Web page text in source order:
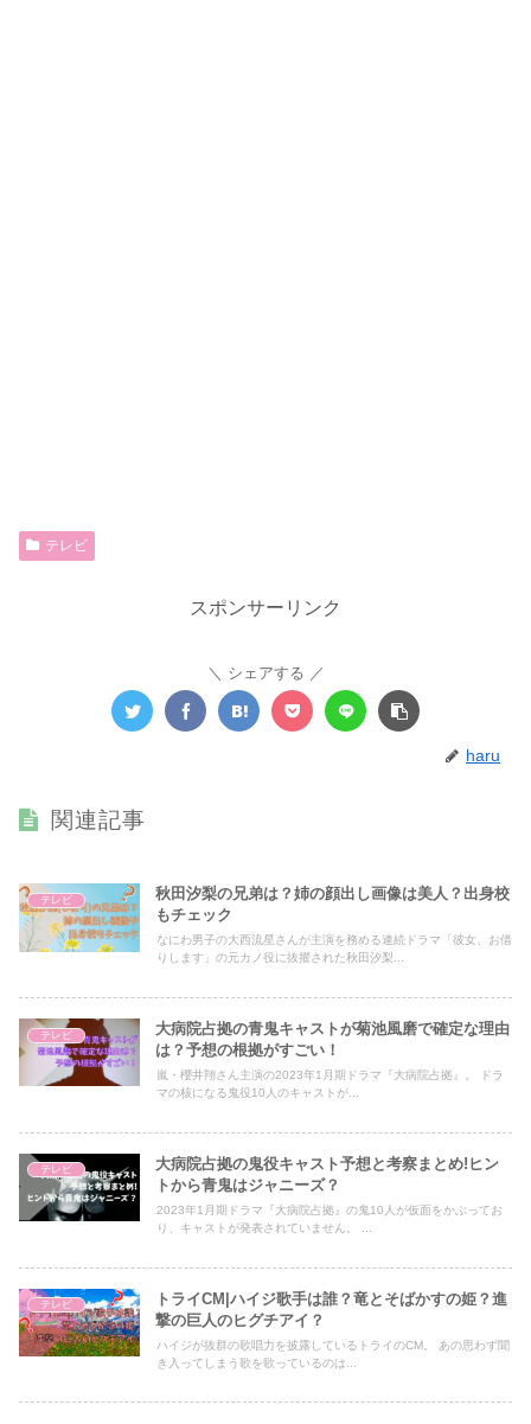
テレビ
スポンサーリンク
シェアする
haru
関連記事
テレビ
秋田汐梨の兄弟は？姉の顔出し画像は美人？出身校
もチェック
なにわ男子の大西流星さんが主演を務める連続ドラマ「彼女、お借
りします」の元カノ役に抜擢された秋田汐梨...
テレビ
大病院占拠の青鬼キャストが菊池風磨で確定な理由
は？予想の根拠がすごい！
嵐・櫻井翔さん主演の2023年1月期ドラマ『大病院占拠』。 ドラ
マの核になる鬼役10人のキャストが...
テレビ
大病院占拠の鬼役キャスト予想と考察まとめ!ヒン
トから青鬼はジャニーズ？
2023年1月期ドラマ『大病院占拠』の鬼10人が仮面をかぶってお
り、キャストが発表されていません。 ...
テレビ
トライCM|ハイジ歌手は誰？竜とそばかすの姫？進
撃の巨人のヒグチアイ？
ハイジが抜群の歌唱力を披露しているトライのCM。 あの思わず聞
き入ってしまう歌を歌っているのは...